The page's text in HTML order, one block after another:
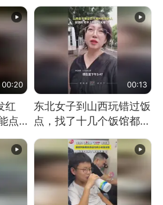
消息）
00:20
红
点
00:13
东北女子到山西玩错过饭
点，找了十几个饭馆都没